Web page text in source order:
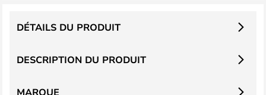
DESCRIPTION DU PRODUIT
DÉTAILS DU PRODUIT
MARQUE